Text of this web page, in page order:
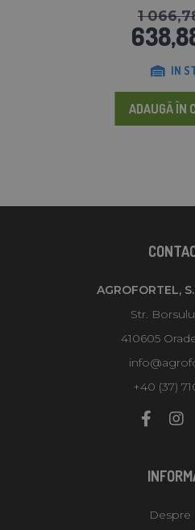
1
IN
ADAUGĂ ÎN
AGROFORTEL,
Str.
410605
+40 (37)
Despre